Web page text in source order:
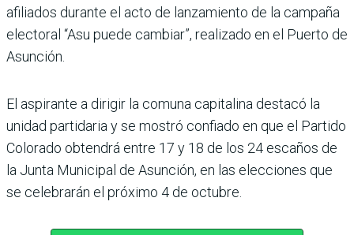
afiliados durante el acto de lanzamiento de la campaña
electoral “Asu puede cambiar”, realizado en el Puerto de
Asunción.
El aspirante a dirigir la comuna capitalina destacó la
unidad partidaria y se mos­tró confiado en que el Partido
Colorado obtendrá entre 17 y 18 de los 24 escaños de
la Junta Municipal de Asun­ción, en las elecciones que
se celebrarán el próximo 4 de octubre.